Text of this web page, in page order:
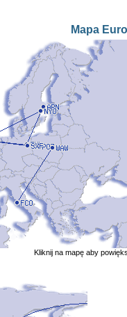
Mapa
Kliknij na mapę aby